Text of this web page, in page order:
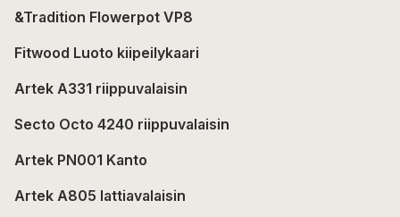
&Tradition Flowerpot VP8
Fitwood Luoto kiipeilykaari
Artek A331 riippuvalaisin
Secto Octo 4240 riippuvalaisin
Artek PN001 Kanto
Artek A805 lattiavalaisin